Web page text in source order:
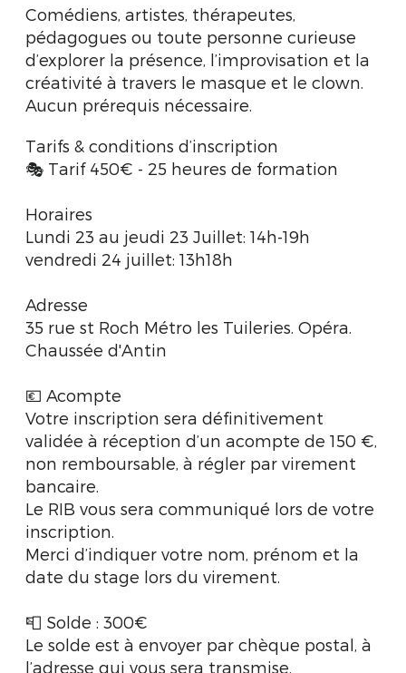
Comédiens, artistes, thérapeutes,
pédagogues ou toute personne curieuse
d’explorer la présence, l’improvisation et la
créativité à travers le masque et le clown.
Aucun prérequis nécessaire.
Tarifs & conditions d’inscription
🎭 Tarif 450€ - 25 heures de formation
Horaires
Lundi 23 au jeudi 23 Juillet: 14h-19h
vendredi 24 juillet: 13h18h
Adresse
35 rue st Roch Métro les Tuileries. Opéra.
Chaussée d'Antin
💶 Acompte
Votre inscription sera définitivement
validée à réception d’un acompte de 150 €,
non remboursable, à régler par virement
bancaire.
Le RIB vous sera communiqué lors de votre
inscription.
Merci d’indiquer votre nom, prénom et la
date du stage lors du virement.
📮 Solde : 300€
Le solde est à envoyer par chèque postal, à
l’adresse qui vous sera transmise.